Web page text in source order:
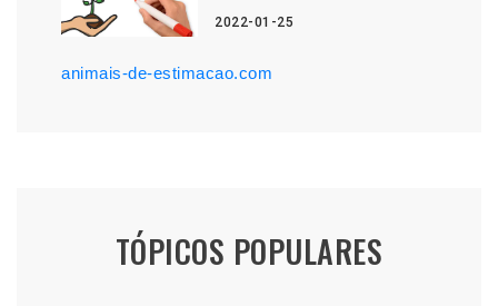
2022-01-25
animais-de-estimacao.com
TÓPICOS POPULARES